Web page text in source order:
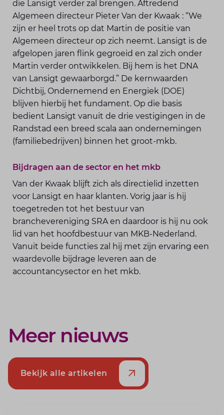
die Lansigt verder zal brengen. Aftredend
Algemeen directeur Pieter Van der Kwaak : “We
zijn er heel trots op dat Martin de positie van
Algemeen directeur op zich neemt. Lansigt is de
afgelopen jaren flink gegroeid en zal zich onder
Martin verder ontwikkelen. Bij hem is het DNA
van Lansigt gewaarborgd.” De kernwaarden
Dichtbij, Ondernemend en Energiek (DOE)
blijven hierbij het fundament. Op die basis
bedient Lansigt vanuit de drie vestigingen in de
Randstad een breed scala aan ondernemingen
(familiebedrijven) binnen het groot-mkb.
Bijdragen aan de sector en het mkb
Van der Kwaak blijft zich als directielid inzetten
voor Lansigt en haar klanten. Vorig jaar is hij
toegetreden tot het bestuur van
branchevereniging SRA en daardoor is hij nu ook
lid van het hoofdbestuur van MKB-Nederland.
Vanuit beide functies zal hij met zijn ervaring een
waardevolle bijdrage leveren aan de
accountancysector en het mkb.
Meer nieuws
Bekijk alle artikelen